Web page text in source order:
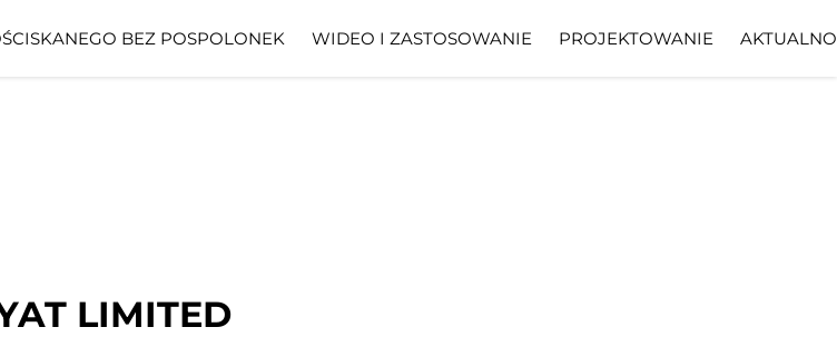
BEZ POSPOLONEK WIDEO I ZASTOSOWANIE PROJEKTOWANIE
LIMITED